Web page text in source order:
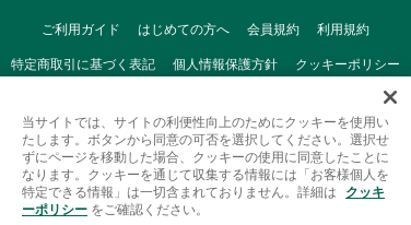
ご利用ガイド はじめての方へ 会員規約 利用規約
特定商取引に基づく表記 個人情報保護方針 クッキーポリシー
当サイトでは、サイトの利便性向上のためにクッキーを使用い
たします。ボタンから同意の可否を選択してください。選択せ
ずにページを移動した場合、クッキーの使用に同意したことに
なります。クッキーを通じて収集する情報には「お客様個人を
特定できる情報」は一切含まれておりません。詳細は
クッキ
ーポリシー をご確認ください。